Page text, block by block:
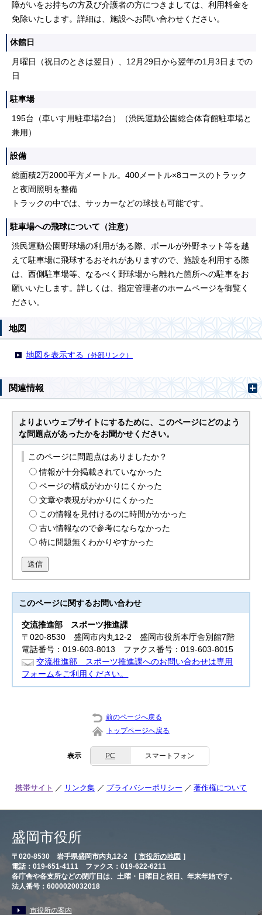
障がいをお持ちの方及び介護者の方につきましては、利用料金を
免除いたします。詳細は、施設へお問い合わせください。
休館日
月曜日（祝日のときは翌日）、12月29日から翌年の1月3日までの
日
駐車場
195台（車いす用駐車場2台）（渋民運動公園総合体育館駐車場と
兼用）
設備
総面積2万2000平方メートル。400メートル×8コースのトラック
と夜間照明を整備
トラックの中では、サッカーなどの球技も可能です。
駐車場への飛球について（注意）
渋民運動公園野球場の利用がある際、ボールが外野ネット等を越
えて駐車場に飛球するおそれがありますので、施設を利用する際
は、西側駐車場等、なるべく野球場から離れた箇所への駐車をお
願いいたします。詳しくは、指定管理者のホームページを御覧く
ださい。
地図
地図を表示する （外部リンク）
関連情報
よりよいウェブサイトにするために、このページにどのよう
な問題点があったかをお聞かせください。
このページに問題点はありましたか？
情報が十分掲載されていなかった
ページの構成がわかりにくかった
文章や表現がわかりにくかった
この情報を見付けるのに時間がかかった
古い情報なので参考にならなかった
特に問題無くわかりやすかった
送信
このページに関するお問い合わせ
交流推進部 スポーツ推進課
〒020-8530 盛岡市内丸12-2 盛岡市役所本庁舎別館7階
電話番号：019-603-8013 ファクス番号：019-603-8015
交流推進部 スポーツ推進課へのお問い合わせは専用
フォームをご利用ください。
前のページへ戻る
トップページへ戻る
表示 PC スマートフォン
携帯サイト リンク集 プライバシーポリシー 著作権について
盛岡市役所
〒020-8530 岩手県盛岡市内丸12-2 [ 市役所の地図 ］
電話：019-651-4111 ファクス：019-622-6211
各庁舎や各支所などの閉庁日は、土曜・日曜日と祝日、年末年始です。
法人番号：6000020032018
市役所の案内